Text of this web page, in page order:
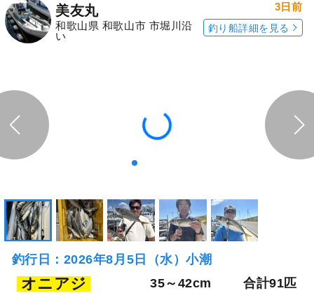
美友丸
和歌山県 和歌山市 市堀川沿
い
3日前
釣り船詳細を見る
釣行日：2026年8月5日（水）小潮
オニアジ 35～42cm 合計91匹